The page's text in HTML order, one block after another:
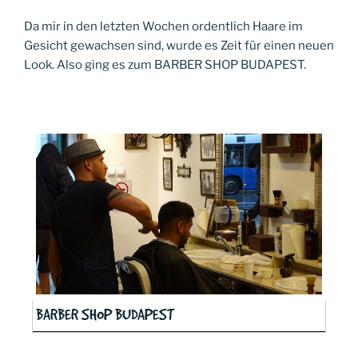
Da mir in den letzten Wochen ordentlich Haare im
Gesicht gewachsen sind, wurde es Zeit für einen neuen
Look. Also ging es zum BARBER SHOP BUDAPEST.
BARBER SHOP BUDAPEST